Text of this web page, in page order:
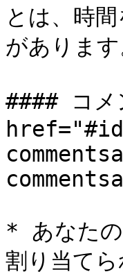
とは、時
があります
#### コメ
* あなたの
割り当て